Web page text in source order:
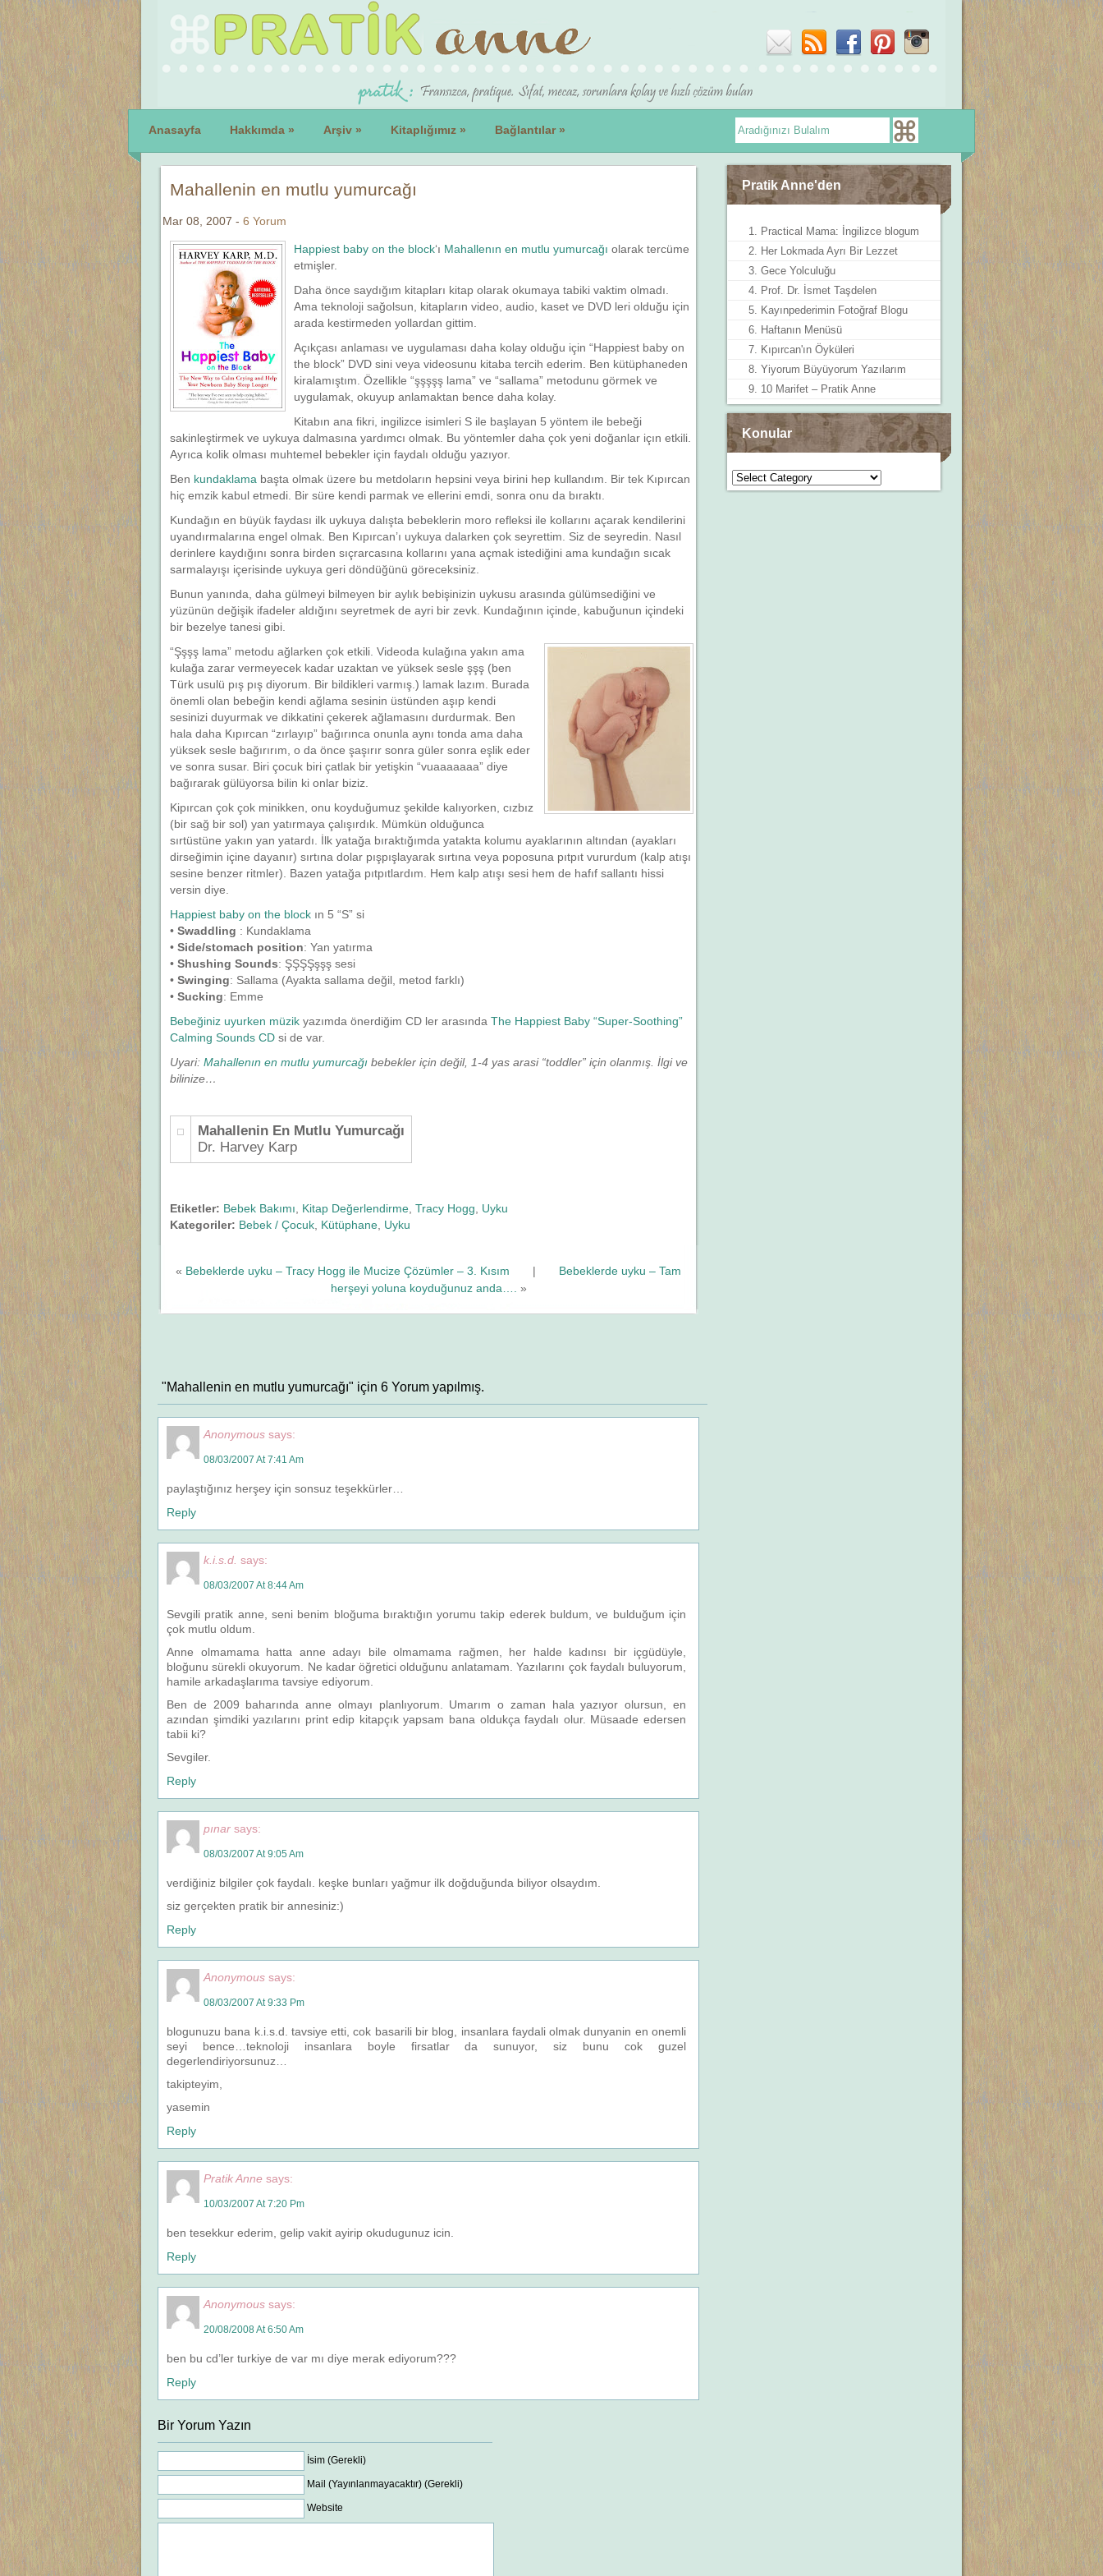
Anasayfa Hakkımda » Arşiv » Kitaplığımız » Bağlantılar»
Mahallenin en mutlu yumurcağı
Mar 08, 2007 - 6 Yorum
Happiest baby on the block‘ı Mahallenın en mutlu yumurcağı olarak tercüme
etmişler.
Daha önce saydığım kitapları kitap olarak okumaya tabiki vaktim olmadı.
Ama teknoloji sağolsun, kitapların video, audio, kaset ve DVD leri olduğu için
arada kestirmeden yollardan gittim.
Açıkçası anlaması ve uygulaması daha kolay olduğu için “Happiest baby on
the block” DVD sini veya videosunu kitaba tercih ederim. Ben kütüphaneden
kiralamıştım. Özellikle “şşşşş lama” ve “sallama” metodunu görmek ve
uygulamak, okuyup anlamaktan bence daha kolay.
Kitabın ana fikri, ingilizce isimleri S ile başlayan 5 yöntem ile bebeği
sakinleştirmek ve uykuya dalmasına yardımcı olmak. Bu yöntemler daha çok yeni doğanlar içın etkili.
Ayrıca kolik olması muhtemel bebekler için faydalı olduğu yazıyor.
Ben kundaklama başta olmak üzere bu metdoların hepsini veya birini hep kullandım. Bir tek Kıpırcan
hiç emzik kabul etmedi. Bir süre kendi parmak ve ellerini emdi, sonra onu da bıraktı.
Kundağın en büyük faydası ilk uykuya dalışta bebeklerin moro refleksi ile kollarını açarak kendilerini
uyandırmalarına engel olmak. Ben Kıpırcan’ı uykuya dalarken çok seyrettim. Siz de seyredin. Nasıl
derinlere kaydığını sonra birden sıçrarcasına kollarını yana açmak istediğini ama kundağın sıcak
sarmalayışı içerisinde uykuya geri döndüğünü göreceksiniz.
Bunun yanında, daha gülmeyi bilmeyen bir aylık bebişinizin uykusu arasında gülümsediğini ve
yüzünün değişik ifadeler aldığını seyretmek de ayri bir zevk. Kundağının içinde, kabuğunun içindeki
bir bezelye tanesi gibi.
“Şşşş lama” metodu ağlarken çok etkili. Videoda kulağına yakın ama
kulağa zarar vermeyecek kadar uzaktan ve yüksek sesle şşş (ben
Türk usulü pış pış diyorum. Bir bildikleri varmış.) lamak lazım. Burada
önemli olan bebeğin kendi ağlama sesinin üstünden aşıp kendi
sesinizi duyurmak ve dikkatini çekerek ağlamasını durdurmak. Ben
hala daha Kıpırcan “zırlayıp” bağırınca onunla aynı tonda ama daha
yüksek sesle bağırırım, o da önce şaşırır sonra güler sonra eşlik eder
ve sonra susar. Biri çocuk biri çatlak bir yetişkin “vuaaaaaaa” diye
bağırarak gülüyorsa bilin ki onlar biziz.
Kipırcan çok çok minikken, onu koyduğumuz şekilde kalıyorken, cızbız
(bir sağ bir sol) yan yatırmaya çalışırdık. Mümkün olduğunca
sırtüstüne yakın yan yatardı. İlk yatağa bıraktığımda yatakta kolumu ayaklarının altından (ayakları
dirseğimin içine dayanır) sırtına dolar pışpışlayarak sırtına veya poposuna pıtpıt vururdum (kalp atışı
sesine benzer ritmler). Bazen yatağa pıtpıtlardım. Hem kalp atışı sesi hem de hafıf sallantı hissi
versin diye.
Happiest baby on the block ın 5 “S” si
• Swaddling : Kundaklama
• Side/stomach position: Yan yatırma
• Shushing Sounds: ŞŞŞŞşşş sesi
• Swinging: Sallama (Ayakta sallama değil, metod farklı)
• Sucking: Emme
Bebeğiniz uyurken müzik yazımda önerdiğim CD ler arasında The Happiest Baby “Super-Soothing”
Calming Sounds CD si de var.
Uyari: Mahallenın en mutlu yumurcağı bebekler için değil, 1-4 yas arasi “toddler” için olanmış. İlgi ve
bilinize…
Mahallenin En Mutlu Yumurcağı
Dr. Harvey Karp
Etiketler: Bebek Bakımı Kitap Değerlendirme Tracy Hogg
Uyku
Kategoriler: Bebek / Çocuk Kütüphane Uyku
« Bebeklerde uyku – Tracy Hogg ile Mucize Çözümler – 3. Kısım | Bebeklerde uyku – Tam
herşeyi yoluna koyduğunuz anda….
»
"Mahallenin en mutlu yumurcağı" için 6 Yorum yapılmış.
Anonymous says:
08/03/2007 At 7:41 Am
paylaştığınız herşey için sonsuz teşekkürler…
Reply
k.i.s.d. says:
08/03/2007 At 8:44 Am
Sevgili pratik anne, seni benim bloğuma bıraktığın yorumu takip ederek buldum, ve bulduğum için
çok mutlu oldum.
Anne olmamama hatta anne adayı bile olmamama rağmen, her halde kadınsı bir içgüdüyle,
bloğunu sürekli okuyorum. Ne kadar öğretici olduğunu anlatamam. Yazılarını çok faydalı buluyorum,
hamile arkadaşlarıma tavsiye ediyorum.
Ben de 2009 baharında anne olmayı planlıyorum. Umarım o zaman hala yazıyor olursun, en
azından şimdiki yazılarını print edip kitapçık yapsam bana oldukça faydalı olur. Müsaade edersen
tabii ki?
Sevgiler.
Reply
pınar says:
08/03/2007 At 9:05 Am
verdiğiniz bilgiler çok faydalı. keşke bunları yağmur ilk doğduğunda biliyor olsaydım.
siz gerçekten pratik bir annesiniz:)
Reply
Anonymous says:
08/03/2007 At 9:33 Pm
blogunuzu bana k.i.s.d. tavsiye etti, cok basarili bir blog, insanlara faydali olmak dunyanin en onemli
seyi bence…teknoloji insanlara boyle firsatlar da sunuyor, siz bunu cok guzel
degerlendiriyorsunuz…
takipteyim,
yasemin
Reply
Pratik Anne says:
10/03/2007 At 7:20 Pm
ben tesekkur ederim, gelip vakit ayirip okudugunuz icin.
Reply
Anonymous says:
20/08/2008 At 6:50 Am
ben bu cd’ler turkiye de var mı diye merak ediyorum???
Reply
Bir Yorum Yazın
İsim (Gerekli)
Mail (Yayınlanmayacaktır) (Gerekli)
Website
Pratik Anne'den
1. Practical Mama: İngilizce blogum
2. Her Lokmada Ayrı Bir Lezzet
3. Gece Yolculuğu
4. Prof. Dr. İsmet Taşdelen
5. Kayınpederimin Fotoğraf Blogu
6. Haftanın Menüsü
7. Kıpırcan'ın Öyküleri
8. Yiyorum Büyüyorum Yazılarım
9. 10 Marifet – Pratik Anne
Konular
Konular